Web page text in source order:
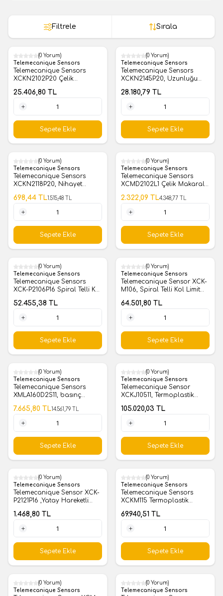
Filtrele Sırala
(0 Yorum)
Telemecanique Sensors
Telemecanique Sensors
XCKN2102P20 Çelik
25.406,80 TL
1 Adet
Sepete Ekle
(0 Yorum)
Telemecanique Sensors
Telemecanique Sensors
XCKN2145P20, Uzunluğu
Switch
28.180,79 TL
1 Adet
Sepete Ekle
%54
(0 Yorum)
Telemecanique Sensors
Telemecanique Sensors
XCKN2118P20, Nihayet
1.515,48
698,44 TL
1 Adet
Sepete Ekle
%47
(0 Yorum)
Telemecanique Sensors
Telemecanique Sensors
XCMD2102L1 Çelik Makaralı
4.348,77
2.322,09 TL
1 Adet
Sepete Ekle
(0 Yorum)
Telemecanique Sensors
Telemecanique Sensors
XCK-P2106P16 Spiral Telli Kol
52.455,38 TL
1 Adet
Sepete Ekle
(0 Yorum)
Telemecanique Sensors
Telemecanique Sensor XCK-
M106, Spiral Telli Kol Limit
64.501,80 TL
1 Adet
Sepete Ekle
%47
(0 Yorum)
Telemecanique Sensors
Telemecanique Sensors
XMLA160D2S11, basınç
sabit skala 1 eşik - 1 K/A
14.561,79
7.665,80 TL
1 Adet
Sepete Ekle
(0 Yorum)
Telemecanique Sensors
Telemecanique Sensor
XCKJ10511, Termoplastik
105.020,03 TL
1 Adet
Sepete Ekle
(0 Yorum)
Telemecanique Sensors
Telemecanique Sensor XCK-
P2121P16 ,Yatay Hareketli
Limit Switch
1.468,80 TL
1 Adet
Sepete Ekle
(0 Yorum)
Telemecanique Sensors
Telemecanique Sensors
XCKM115 Termoplastik
69.940,51 TL
1 Adet
Sepete Ekle
(0 Yorum)
Telemecanique Sensors
(0 Yorum)
Telemecanique Sensors